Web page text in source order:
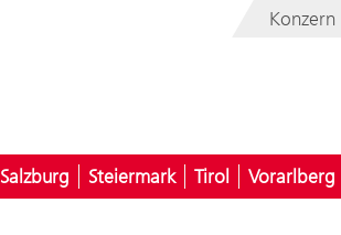
Konzern
Salzburg Steiermark Tirol Vorarlberg